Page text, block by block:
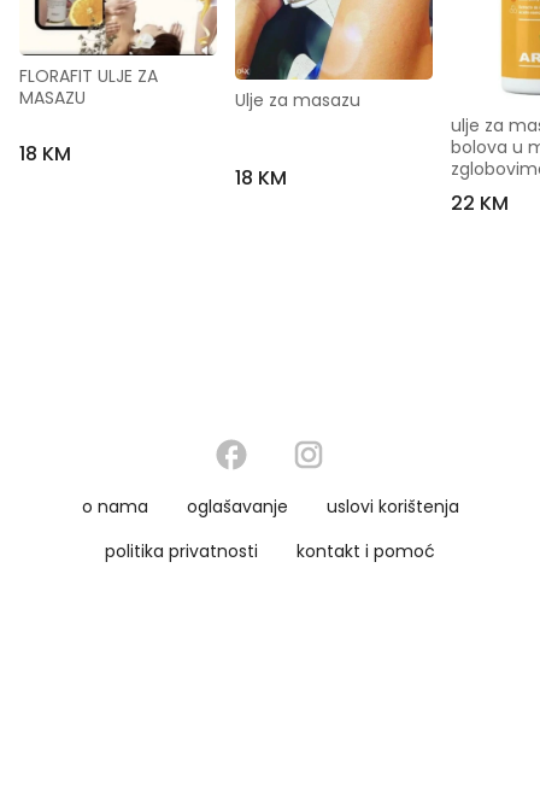
FLORAFIT ULJE ZA
MASAZU
18 KM
Ulje za masazu
18 KM
ulje za
bolova u
22 KM
o nama oglašavanje
uslovi korištenja
politika privatnosti
kontakt i pomoć